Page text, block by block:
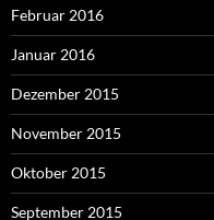
Februar 2016
Januar 2016
Dezember 2015
November 2015
Oktober 2015
September 2015